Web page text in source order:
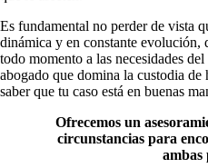
Es fundamental no perder de vista
dinámica y en constante evolución,
todo momento a las necesidades
abogado que domina la custodia de
saber que tu caso está en buenas
Ofrecemos un
circunstancias para
ambas